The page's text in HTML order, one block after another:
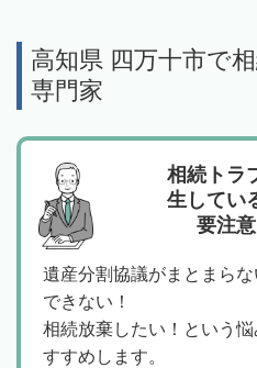
高知県 四万十市で
専門家
相続トラ
生してい
要注意
遺産分割協議がまとまら
できない！
相続放棄したい！という
すすめします。